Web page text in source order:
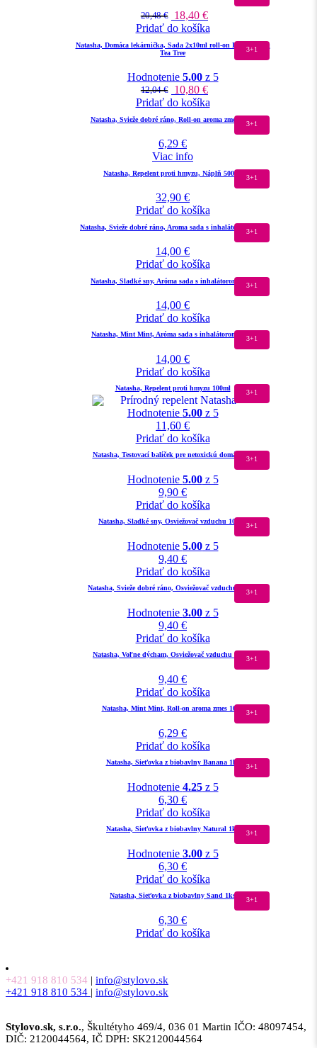
20,48€ 18,40 €
Pridať do košíka
Natasha, Domáca lekárnička, Sada 2x10ml roll-on Lavandin &
Tea Tree
Hodnotenie 5.00z 5
12,04€ 10,80 €
3+1
Pridať do košíka
Natasha, Svieže dobré ráno, Roll-on aroma zmes 10ml
6,29 €
3+1
Viac info
Natasha, Repelent proti hmyzu, Náplň 500ml
32,90 €
3+1
Pridať do košíka
Natasha, Svieže dobré ráno, Aroma sada s inhalátorom 10ml
14,00 €
3+1
Pridať do košíka
Natasha, Sladké sny, Aróma sada s inhalátorom 10ml
14,00 €
3+1
Pridať do košíka
Natasha, Mint Mint, Aróma sada s inhalátorom 10ml
14,00 €
3+1
Pridať do košíka
Natasha, Repelent proti hmyzu 100ml
Hodnotenie 5.00z 5
11,60 €
3+1
Pridať do košíka
Natasha, Testovací balíček pre netoxickú domácnosť
Hodnotenie 5.00z 5
9,90 €
3+1
Pridať do košíka
Natasha, Sladké sny, Osviežovač vzduchu 100ml
Hodnotenie 5.00z 5
9,40 €
3+1
Pridať do košíka
Natasha, Svieže dobré ráno, Osviežovač vzduchu 100ml
Hodnotenie 3.00z 5
9,40 €
3+1
Pridať do košíka
Natasha, Voľne dýcham, Osviežovač vzduchu 100ml
9,40 €
3+1
Pridať do košíka
Natasha, Mint Mint, Roll-on aroma zmes 10ml
6,29 €
3+1
Pridať do košíka
Natasha, Sieťovka z biobavlny Banana 1ks
Hodnotenie 4.25z 5
6,30 €
3+1
Pridať do košíka
Natasha, Sieťovka z biobavlny Natural 1ks
Hodnotenie 3.00z 5
6,30 €
3+1
Pridať do košíka
Natasha, Sieťovka z biobavlny Sand 1ks
6,30 €
3+1
Pridať do košíka
+421 918 810 534 | info@stylovo.sk
+421 918 810 534 | info@stylovo.sk
Stylovo.sk, s.r.o., Škultétyho 469/4, 036 01 Martin IČO: 48097454,
DIČ: 2120044564, IČ DPH: SK2120044564